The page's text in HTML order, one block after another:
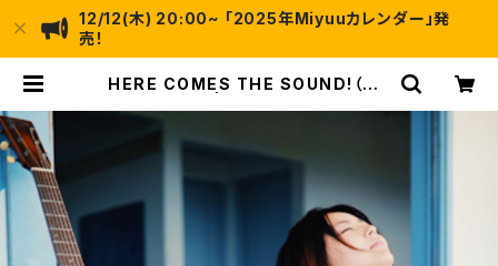
12/12(木) 20:00~ 「2025年Miyuuカレンダー」発
売！
HERE COMES THE SOUND!（CD